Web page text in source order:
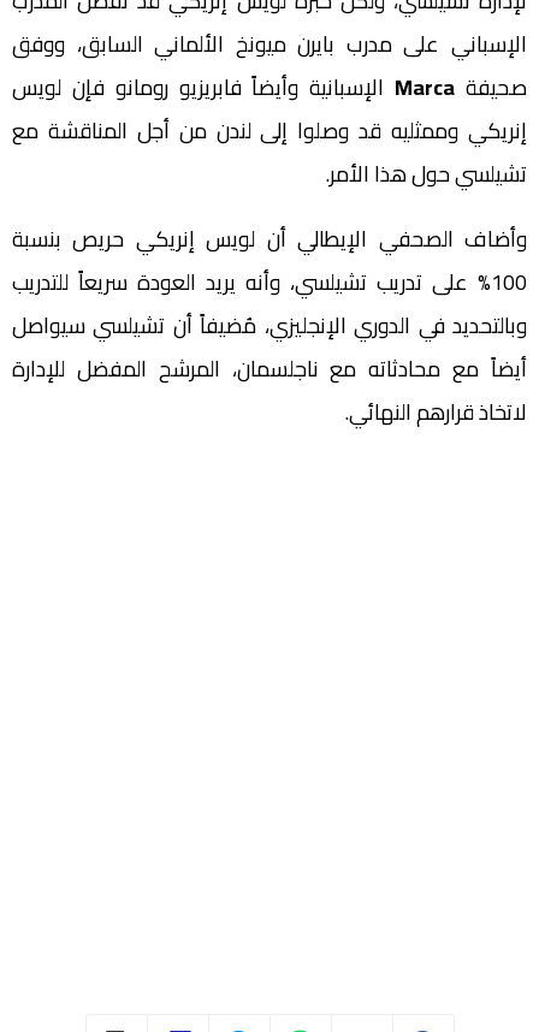
الإسباني على مدرب بايرن ميونخ الألماني السابق، ووفق
صحيفة Marca الإسبانية وأيضاً فابريزيو رومانو فإن لويس
إنريكي وممثليه قد وصلوا إلى لندن من أجل المناقشة مع
تشيلسي حول هذا الأمر.
وأضاف الصحفي الإيطالي أن لويس إنريكي حريص بنسبة
100% على تدريب تشيلسي، وأنه يريد العودة سريعاً للتدريب
وبالتحديد في الدوري الإنجليزي، مُضيفاً أن تشيلسي سيواصل
أيضاً مع محادثاته مع ناجلسمان، المرشح المفضل للإدارة
لاتخاذ قرارهم النهائي.